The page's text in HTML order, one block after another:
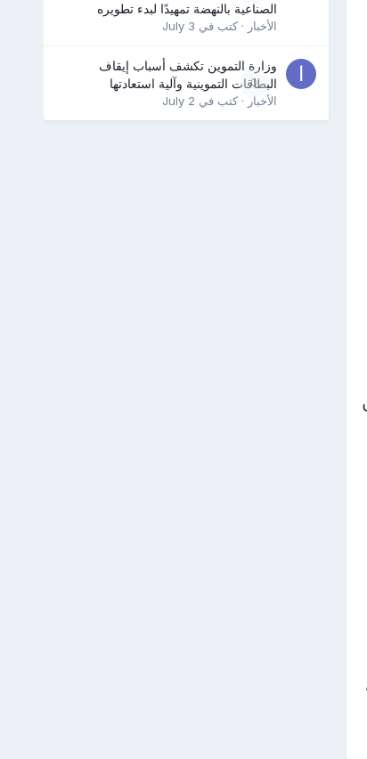
الصناعية بالنهضة تمهيدًا لبدء تطويره
الأخبار · كتب في July 3
0
وزارة التموين تكشف أسباب إيقاف
البطاقات التموينية وآلية استعادتها
الأخبار · كتب في July 2